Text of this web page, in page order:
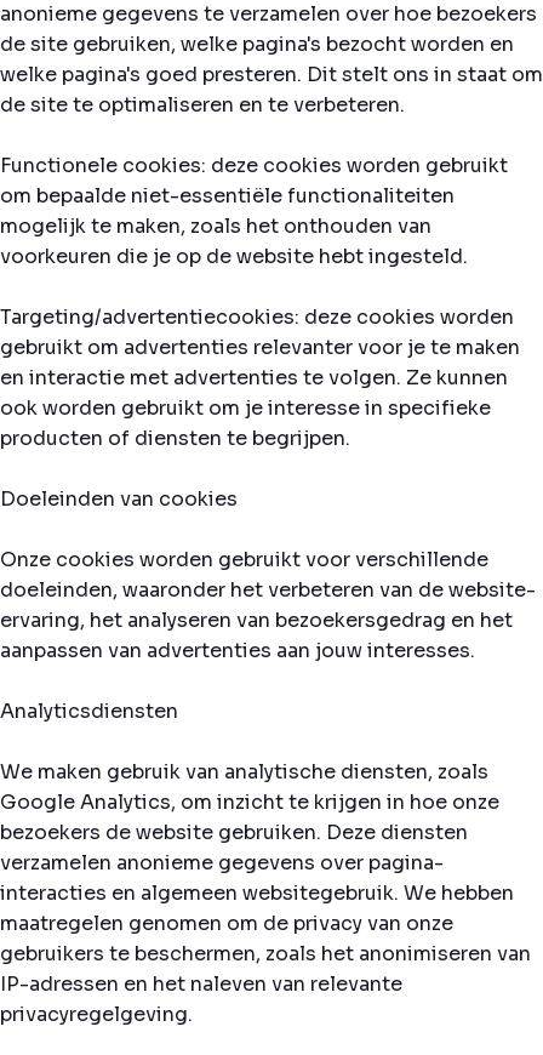
anonieme gegevens te verzamelen over hoe bezoekers
de site gebruiken, welke pagina's bezocht worden en
welke pagina's goed presteren. Dit stelt ons in staat om
de site te optimaliseren en te verbeteren.
Functionele cookies: deze cookies worden gebruikt
om bepaalde niet-essentiële functionaliteiten
mogelijk te maken, zoals het onthouden van
voorkeuren die je op de website hebt ingesteld.
Targeting/advertentiecookies: deze cookies worden
gebruikt om advertenties relevanter voor je te maken
en interactie met advertenties te volgen. Ze kunnen
ook worden gebruikt om je interesse in specifieke
producten of diensten te begrijpen.
Doeleinden van cookies
Onze cookies worden gebruikt voor verschillende
doeleinden, waaronder het verbeteren van de website-
ervaring, het analyseren van bezoekersgedrag en het
aanpassen van advertenties aan jouw interesses.
Analyticsdiensten
We maken gebruik van analytische diensten, zoals
Google Analytics, om inzicht te krijgen in hoe onze
bezoekers de website gebruiken. Deze diensten
verzamelen anonieme gegevens over pagina-
interacties en algemeen websitegebruik. We hebben
maatregelen genomen om de privacy van onze
gebruikers te beschermen, zoals het anonimiseren van
IP-adressen en het naleven van relevante
privacyregelgeving.